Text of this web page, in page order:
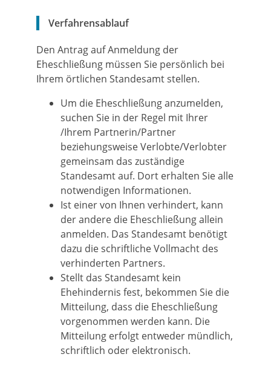
Verfahrensablauf
Den Antrag auf Anmeldung der
Eheschließung müssen Sie persönlich bei
Ihrem örtlichen Standesamt stellen.
Um die Eheschließung anzumelden,
suchen Sie in der Regel mit Ihrer
/Ihrem Partnerin/Partner
beziehungsweise Verlobte/Verlobter
gemeinsam das zuständige
Standesamt auf. Dort erhalten Sie alle
notwendigen Informationen.
Ist einer von Ihnen verhindert, kann
der andere die Eheschließung allein
anmelden. Das Standesamt benötigt
dazu die schriftliche Vollmacht des
verhinderten Partners.
Stellt das Standesamt kein
Ehehindernis fest, bekommen Sie die
Mitteilung, dass die Eheschließung
vorgenommen werden kann. Die
Mitteilung erfolgt entweder mündlich,
schriftlich oder elektronisch.